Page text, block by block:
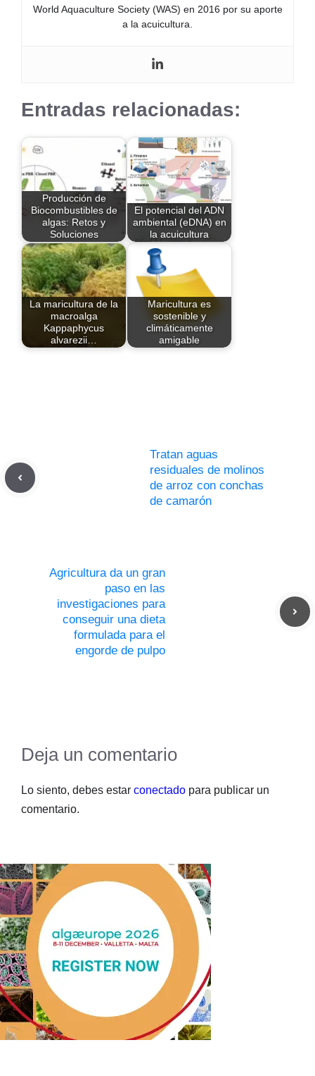
World Aquaculture Society (WAS) en 2016 por su aporte
a la acuicultura.
Entradas relacionadas:
Producción de
Biocombustibles de
algas: Retos y
Soluciones
El potencial del ADN
ambiental (eDNA) en
la acuicultura
La maricultura de la
macroalga
Kappaphycus
alvarezii…
Maricultura es
sostenible y
climáticamente
amigable
Tratan aguas
residuales de molinos
de arroz con conchas
de camarón
Agricultura da un gran
paso en las
investigaciones para
conseguir una dieta
formulada para el
engorde de pulpo
Deja un comentario
Lo siento, debes estar conectado para publicar un
comentario.